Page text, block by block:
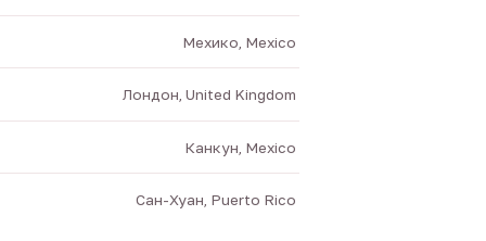
Мехико, Mexico
Лондон, United Kingdom
Канкун, Mexico
Сан-Хуан, Puerto Rico